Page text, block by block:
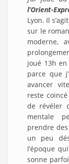
l’Orient-
Lyon. Il
sur le
moderne,
joué 13h
parce que
avancer
reste
de révéler
mentale
prendre
un peu
l’époque
sonne